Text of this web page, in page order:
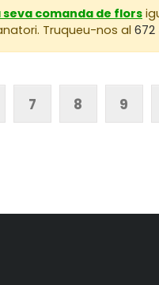
comanda de flors
Truqueu-nos al 672
7 8 9